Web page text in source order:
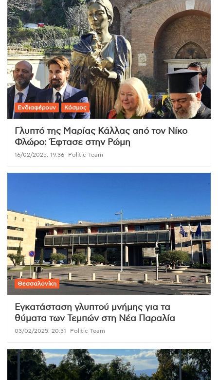
Ενδιαφέρουν Κόσμος
Γλυπτό της Μαρίας Κάλλας από τον Νίκο
Φλώρο: Έφτασε στην Ρώμη
16/02/2025, 19:36 Politic Team
Θεσσαλονίκη
Εγκατάσταση γλυπτού μνήμης για τα
θύματα των Τεμπών στη Νέα Παραλία
03/02/2025, 20:31 Politic Team